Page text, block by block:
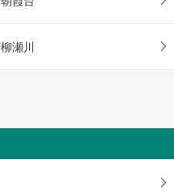
柳瀬川